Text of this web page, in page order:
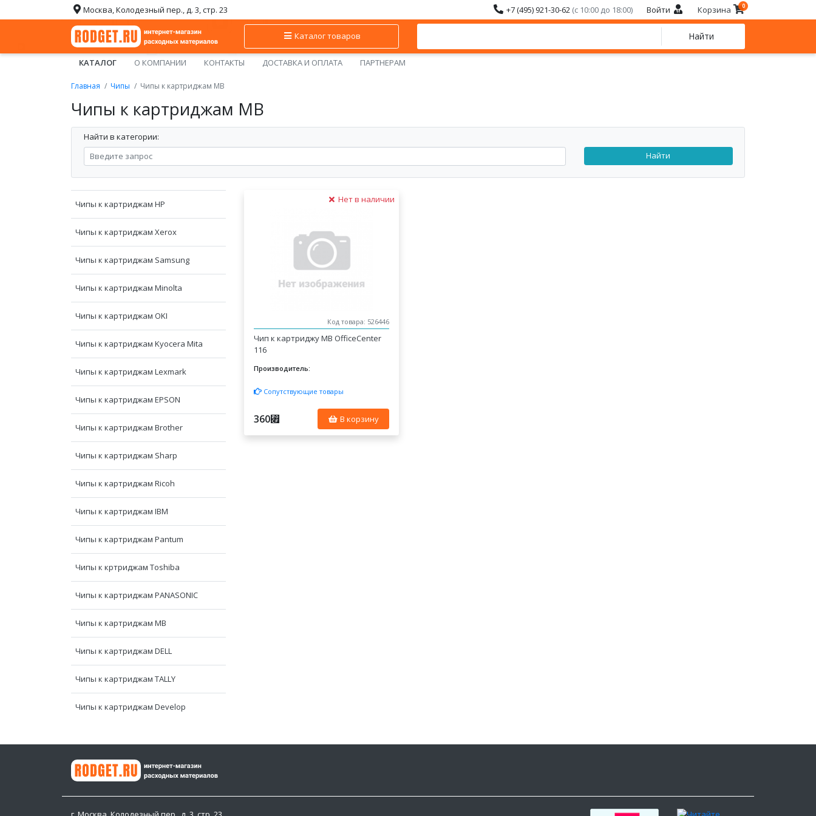
Москва, Колодезный пер., д. 3, стр. 23 +7 (495) 921-30-62 (с 10:00 до 18:00) Войти Корзина 0
Каталог товаров Найти
КАТАЛОГ О КОМПАНИИ КОНТАКТЫ ДОСТАВКА И ОПЛАТА ПАРТНЕРАМ
Главная Чипы Чипы к картриджам МВ
Чипы к картриджам МВ
Найти в категории:
Найти
Чипы к картриджам HP
Чипы к картриджам Xerox
Чипы к картриджам Samsung
Чипы к картриджам Minolta
Чипы к картриджам OKI
Чипы к картриджам Kyocera Mita
Чипы к картриджам Lexmark
Чипы к картриджам EPSON
Чипы к картриджам Brother
Чипы к картриджам Sharp
Чипы к картриджам Ricoh
Чипы к картриджам IBM
Чипы к картриджам Pantum
Чипы к кртриджам Toshiba
Чипы к картриджам PANASONIC
Чипы к картриджам МВ
Чипы к картриджам DELL
Чипы к картриджам TALLY
Чипы к картриджам Develop
Нет в наличии
Код товара: 526446
Чип к картриджу MB OfficeCenter
116
Производитель:
Сопутствующие товары
360⃏ В корзину